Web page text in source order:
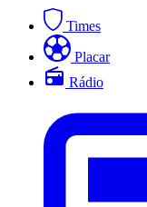
Times
Placar
Rádio